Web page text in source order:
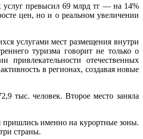
услуг превысил 69 млрд тг — на 14%
цен, но и о реальном увеличении
услугами мест размещения внутри
туризма говорит не только о
отечественных
в регионах, создавая новые
тыс. человек. Второе место заняла
пришлись именно на курортные зоны.
страны.